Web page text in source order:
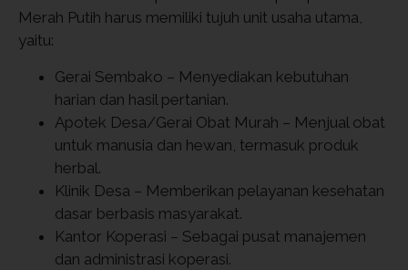
Merah Putih harus memiliki tujuh unit usaha utama,
yaitu:
Gerai Sembako – Menyediakan kebutuhan
harian dan hasil pertanian.
Apotek Desa/Gerai Obat Murah – Menjual obat
untuk manusia dan hewan, termasuk produk
herbal.
Klinik Desa – Memberikan pelayanan kesehatan
dasar berbasis masyarakat.
Kantor Koperasi – Sebagai pusat manajemen
dan administrasi koperasi.